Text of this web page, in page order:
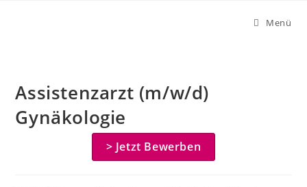
Menü
Assistenzarzt (m/w/d)
Gynäkologie
> Jetzt Bewerben